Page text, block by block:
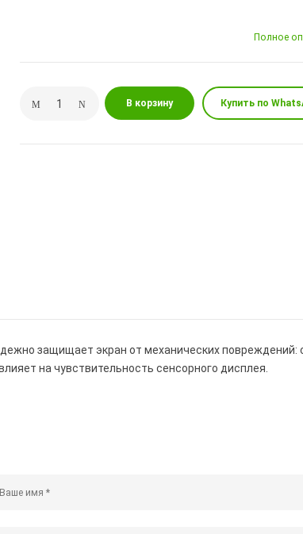
Полное
В корзину Купить по
защищает экран от механических повреждений:
на чувствительность сенсорного дисплея.